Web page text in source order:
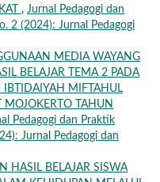
, Jurnal Pedagogi dan
2 (2024): Jurnal Pedagogi
MEDIA WAYANG
BELAJAR TEMA 2 PADA
IBTIDAIYAH MIFTAHUL
MOJOKERTO TAHUN
Pedagogi dan Praktik
Jurnal Pedagogi dan
HASIL BELAJAR SISWA